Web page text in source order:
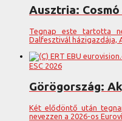
Ausztria: Cosmó
Tegnap este tartotta
Dalfesztivál házigazdája,
ESC 2026
Görögország:
Két elődöntő után
nevezzen a 2026-os